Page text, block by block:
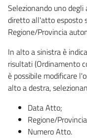
Selezionando uno
diretto all'atto esposto
Regione/Provincia
In alto a sinistra è
risultati (Ordinamento
è possibile modificare
alto a destra,
Data Atto;
Regione/
Numero Atto.